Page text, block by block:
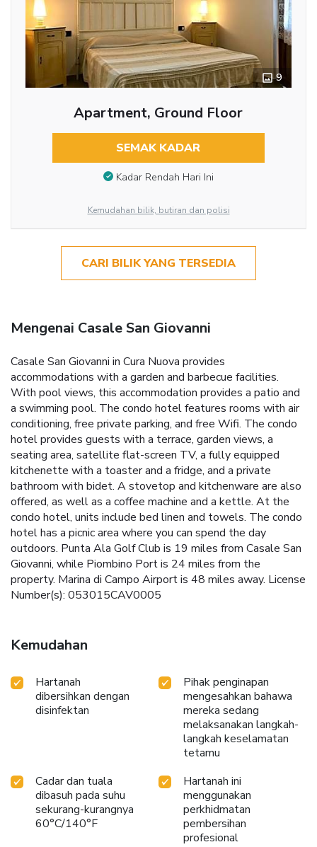
9
Apartment, Ground Floor
SEMAK KADAR
Kadar Rendah Hari Ini
Kemudahan bilik, butiran dan polisi
CARI BILIK YANG TERSEDIA
Mengenai Casale San Giovanni
Casale San Giovanni in Cura Nuova provides
accommodations with a garden and barbecue facilities.
With pool views, this accommodation provides a patio and
a swimming pool. The condo hotel features rooms with air
conditioning, free private parking, and free Wifi. The condo
hotel provides guests with a terrace, garden views, a
seating area, satellite flat-screen TV, a fully equipped
kitchenette with a toaster and a fridge, and a private
bathroom with bidet. A stovetop and kitchenware are also
offered, as well as a coffee machine and a kettle. At the
condo hotel, units include bed linen and towels. The condo
hotel has a picnic area where you can spend the day
outdoors. Punta Ala Golf Club is 19 miles from Casale San
Giovanni, while Piombino Port is 24 miles from the
property. Marina di Campo Airport is 48 miles away. License
Number(s): 053015CAV0005
Kemudahan
Hartanah
dibersihkan dengan
disinfektan
Pihak penginapan
mengesahkan bahawa
mereka sedang
melaksanakan langkah-
langkah keselamatan
tetamu
Cadar dan tuala
dibasuh pada suhu
sekurang-kurangnya
60°C/140°F
Hartanah ini
menggunakan
perkhidmatan
pembersihan
profesional